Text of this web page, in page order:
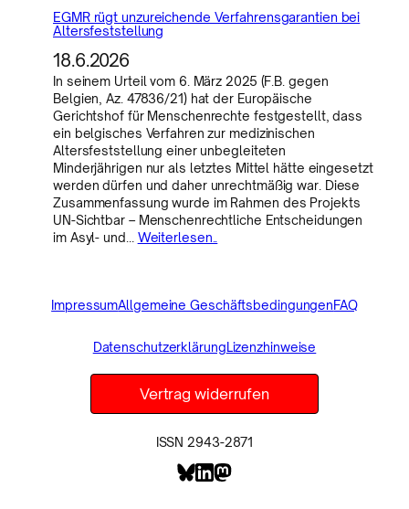
EGMR rügt unzureichende Verfahrensgarantien bei
Altersfeststellung
18.6.2026
In seinem Urteil vom 6. März 2025 (F.B. gegen
Belgien, Az. 47836/21) hat der Europäische
Gerichtshof für Menschenrechte festgestellt, dass
ein belgisches Verfahren zur medizinischen
Altersfeststellung einer unbegleiteten
Minderjährigen nur als letztes Mittel hätte eingesetzt
werden dürfen und daher unrechtmäßig war. Diese
Zusammenfassung wurde im Rahmen des Projekts
UN-Sichtbar – Menschenrechtliche Entscheidungen
im Asyl- und… Weiterlesen..
ImpressumAllgemeine GeschäftsbedingungenFAQ
DatenschutzerklärungLizenzhinweise
Vertrag widerrufen
ISSN 2943-2871